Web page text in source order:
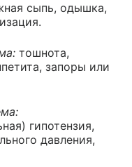
сыпь, одышка,
тошнота,
запоры или
гипотензия,
давления,